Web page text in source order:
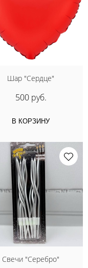
Шар "Сердце"
500 руб.
В КОРЗИНУ
Свечи "Серебро"